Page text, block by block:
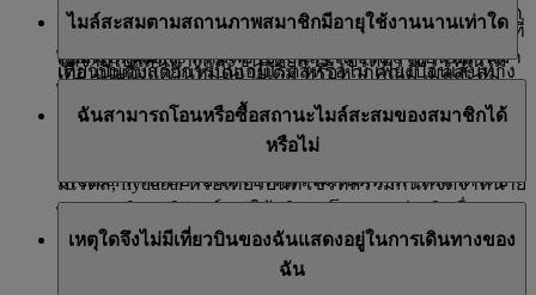
หากคุณมีไมล์สะสม Skywards ในบัญชีที่จะหมดอายุในอีก
เดือนนับตั้งแต่วันหมดอายุเดิม หรือหากคุณมีไมล์สะสม
Skywards ที่หมดอายุไปแล้วในช่วง 6 เดือนที่ผ่านมา คุณ
สามารถซื้อคืนอายุใช้งานได้เช่นกัน โปรดดูที่
Skywards ที่ใกล้จะหมดอายุในอีก 3 เดือน หรือซื้อคืนไมล์
สะสม Skywards ที่หมดอายุไปแล้วในช่วง 6 เดือนที่ผ่านมา
คลิกที่นี่เพื่อดูข้อมูลเพิ่มเติม
ใช้ เครื่องคำนวณไมล์สะสม
ของเรา เพื่อตรวจสอบได้ทันที
ว่าคุณมีไมล์สะสม Skywards เพียงพอที่จะใช้แลกรางวัล
เที่ยวบินกับสายการบินเอมิเรตส์หรือไม่ เพียงป้อนเส้นทาง
ที่ต้องการ ระบบจะแสดงจำนวนไมล์ที่ต้องใช้
หรือเที่ยวบินที่ใช้รหัสร่วมกันที่มีรหัสเที่ยวบินเอมิเรตส์
(EK) เท่านั้น
จำนวนไมล์สะสมตามลำดับขั้นที่คุณได้รับระหว่างช่วงคัด
คุณสมบัติ ระบุว่าคุณอยู่ในลำดับขั้นสมาชิกใด น้ำเงิน เงิน
สมาชิก Emirates Skywardsแต่ละลำดับขั้น
เดียวกันกับไมล์สะสม Skywards โดยพิจารณาค่าโดยสารที่
ได้จ่ายไป เส้นทางและชั้นโดยสาร โปรดทราบว่า คุณไม่
ของเราได้ และจะได้รับสถานะไมล์สะสมของสมาชิกก็ต่อ
เมื่อคุณเดินทางในเที่ยวบินของสายการบินเอมิเรตส์,
flydubai หรือเที่ยวบินที่ใช้รหัสร่วมกันที่ทำการตลาดโดย
สายการบินเอมิเรตส์ แต่ให้บริการโดยสายการบินอื่น
เท่านั้น
ไมล์สะสมตามสถานภาพสมาชิกมีอายุใช้งานนานเท่าใด
เดือนนับจากวันที่คุณเริ่มสะสม ซึ่งปกติจะเป็นเที่ยวบินแรก
ของคุณในฐานะสมาชิก Emirates Skywards บนเที่ยวบินเอ
มิเรตส์, flydubai หรือเที่ยวบินที่ใช้รหัสร่วมกันที่จัดจำหน่าย
รับสถานะไมล์สะสมของสมาชิกจากการเคลมย้อนหลัง
อายุใช้งานจะนับจากวันที่ของเที่ยวบินนั้น
ฉันสามารถโอนหรือซื้อสถานะไมล์สะสมของสมาชิกได้
หรือไม่
สมาชิกได้ คุณจะได้รับก็ต่อเมื่อคุณเดินทางกับสายการบิน
เอมิเรตส์, flydubai หรือเที่ยวบินที่ใช้รหัสร่วมกันที่ทำการ
เหตุใดจึงไม่มีเที่ยวบินของฉันแสดงอยู่ในการเดินทางของ
ฉัน